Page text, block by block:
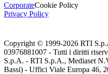
CorporateCookie Policy
Privacy Policy
Copyright © 1999-2026 RTI
03976881007 - Tutti i diritti
S.p.A. - RTI S.p.A., Mediaset
Bassi) - Uffici Viale Europa 46,